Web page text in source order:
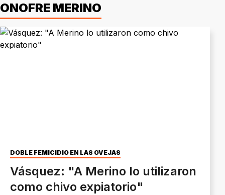
ONOFRE MERINO
DOBLE FEMICIDIO EN LAS OVEJAS
Vásquez: "A Merino lo utilizaron
como chivo expiatorio"